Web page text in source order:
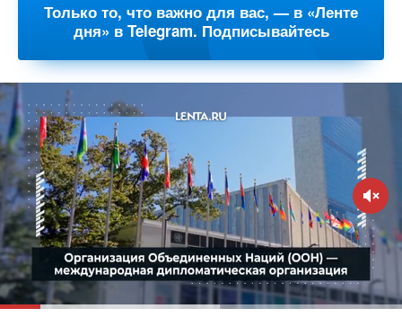
Только то, что важно для вас, — в «Ленте
дня» в Telegram. Подписывайтесь